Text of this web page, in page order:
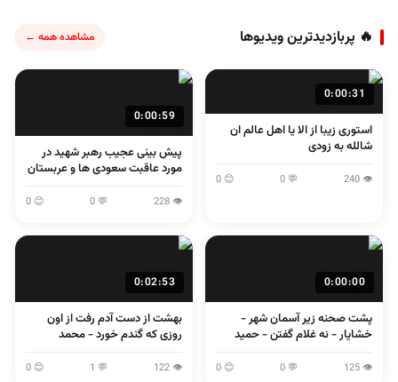
🔥 پربازدیدترین ویدیوها مشاهده همه ←
0:00:31
استوری زیبا از الا یا اهل عالم ان
شالله به زودی
👁 240
💬 0
😊 0
0:00:59
پیش بینی عجیب رهبر شهید در
مورد عاقبت سعودی ها و عربستان
👁 228
💬 0
😊 0
0:00:00
پشت صحنه زیر آسمان شهر -
خشایار - نه غلام گفتن - حمید
👁 125
💬 0
😊 0
0:02:53
بهشت از دست آدم رفت از اون
روزی که گندم خورد - محمد
👁 122
💬 1
😊 0